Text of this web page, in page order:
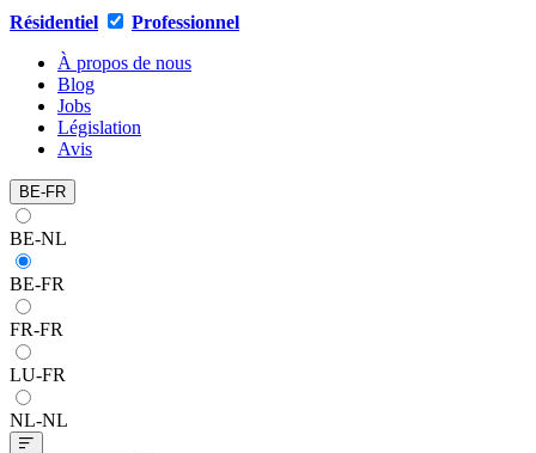
Résidentiel
Professionnel
À propos de nous
Blog
Jobs
Législation
Avis
BE-FR
BE-NL
BE-FR
FR-FR
LU-FR
NL-NL